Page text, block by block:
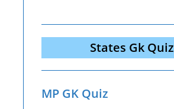
States Gk Quiz
MP GK Quiz